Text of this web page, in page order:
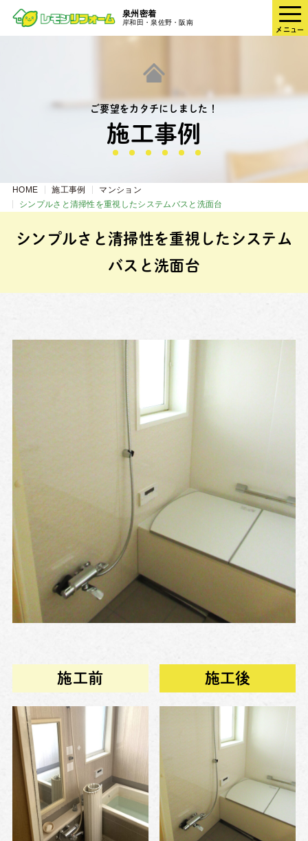
泉州密着
岸和田・泉佐野・阪南
メニュー
ご要望をカタチにしました！
施⼯事例
HOME 施工事例
マンション
シンプルさと清掃性を重視したシステムバスと洗面台
シンプルさと清掃性を重視したシステム
バスと洗面台
施工前 施工後